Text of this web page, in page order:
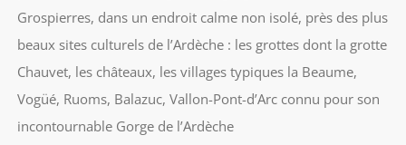
Grospierres, dans un endroit calme non isolé, près des plus
beaux sites culturels de l’Ardèche : les grottes dont la grotte
Chauvet, les châteaux, les villages typiques la Beaume,
Vogüé, Ruoms, Balazuc, Vallon-Pont-d’Arc connu pour son
incontournable Gorge de l’Ardèche